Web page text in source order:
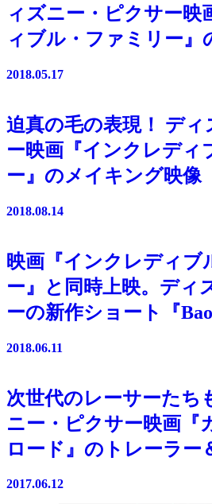
ィズニー・ピクサー映
ィブル・ファミリー』
2018.05.17
迫真の毛の表現！ デ
ー映画『インクレディ
ー』のメイキング映像
2018.08.14
映画『インクレディブ
ー』と同時上映。ディ
ーの新作ショート『Bao
2018.06.11
次世代のレーサーたち
ニー・ピクサー映画『
ロード』のトレーラー
2017.06.12